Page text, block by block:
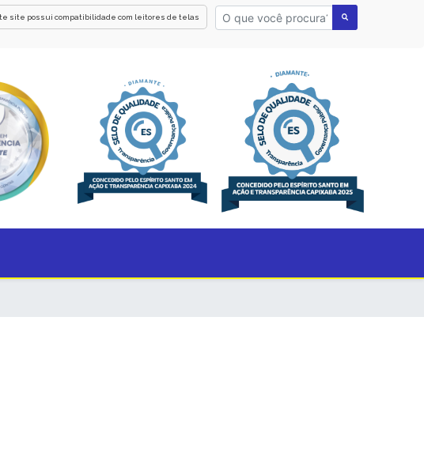
site possui compatibilidade com leitores de telas